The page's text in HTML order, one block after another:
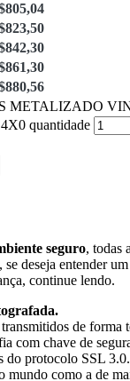
805,04
823,50
842,30
861,30
880,56
METALIZADO
quantidade
seguro, todas
, se deseja entender
continue lendo.
de forma
com chave de
do protocolo SSL
mundo como a de